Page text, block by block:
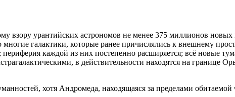
взору урантийских астрономов не менее 375 миллионов новых
галактики, которые ранее причислялись к внешнему
каждой из них постепенно расширяется; всё новые
в действительности находятся на границе
хотя Андромеда, находящаяся за пределами обитаемой